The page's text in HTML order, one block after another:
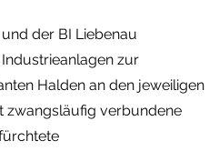
der BI Liebenau
zur
Halden an den jeweiligen
zwangsläufig verbundene